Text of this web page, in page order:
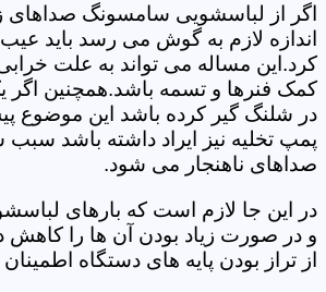
اگر از لباسشویی سامسونگ صداهای
اندازه لازم به گوش می رسد باید عیب
کرد.این مساله می تواند به علت
کمک فنرها و تسمه باشد.همچنین
در شلنگ گیر کرده باشد این موضوع
پمپ تخلیه نیز ایراد داشته باشد
صداهای ناهنجار می شود.
در این جا لازم است که بارهای
و در صورت زیاد بودن آن ها را کاهش
از تراز بودن پایه های دستگاه اطمینان